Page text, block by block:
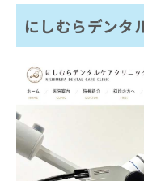
にしむらデンタ